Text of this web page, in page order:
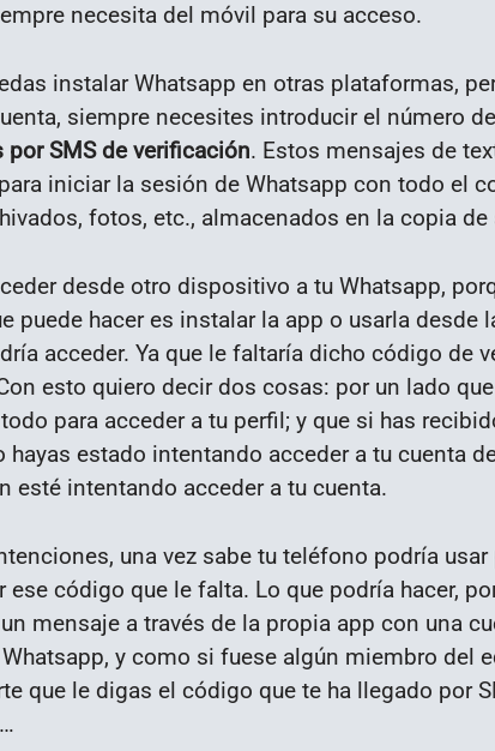
necesita del móvil para su acceso.
instalar Whatsapp en otras plataformas,
siempre necesites introducir el número
por SMS de verificación. Estos mensajes de
iniciar la sesión de Whatsapp con todo el
fotos, etc., almacenados en la copia de
desde otro dispositivo a tu Whatsapp,
puede hacer es instalar la app o usarla desde
acceder. Ya que le faltaría dicho código de
esto quiero decir dos cosas: por un lado
para acceder a tu perfil; y que si has
hayas estado intentando acceder a tu cuenta
esté intentando acceder a tu cuenta.
una vez sabe tu teléfono podría usar
ese código que le falta. Lo que podría hacer,
mensaje a través de la propia app con una
y como si fuese algún miembro del
que le digas el código que te ha llegado por